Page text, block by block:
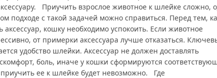
Приучить взрослое животное к шлейке сложно,
подходе с такой задачей можно справиться. Перед тем,
аксессуар, кошку необходимо успокоить. Если животное
от примерки аксессуара лучше отказаться.
удобство шлейки. Аксессуар не должен доставлять
боль, иначе у кошки сформируются
ее к шлейке будет невозможно. Где